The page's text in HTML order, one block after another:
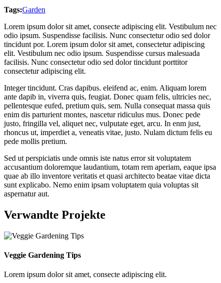
Tags:Garden
Lorem ipsum dolor sit amet, consecte adipiscing elit. Vestibulum nec
odio ipsum. Suspendisse facilisis. Nunc consectetur odio sed dolor
tincidunt por. Lorem ipsum dolor sit amet, consectetur adipiscing
elit. Vestibulum nec odio ipsum. Suspendisse cursus malesuada
facilisis. Nunc consectetur odio sed dolor tincidunt porttitor
consectetur adipiscing elit.
Integer tincidunt. Cras dapibus. eleifend ac, enim. Aliquam lorem
ante dapib in, viverra quis, feugiat. Donec quam felis, ultricies nec,
pellentesque eufed, pretium quis, sem. Nulla consequat massa quis
enim dis parturient montes, nascetur ridiculus mus. Donec pede
justo, fringilla vel, aliquet nec, vulputate eget, arcu. In enm just,
rhoncus ut, imperdiet a, veneatis vitae, justo. Nulam dictum felis eu
pede mollis pretium.
Sed ut perspiciatis unde omnis iste natus error sit voluptatem
accusantium doloremque laudantium, totam rem aperiam, eaque ipsa
quae ab illo inventore veritatis et quasi architecto beatae vitae dicta
sunt explicabo. Nemo enim ipsam voluptatem quia voluptas sit
aspernatur aut.
Verwandte Projekte
Veggie Gardening Tips
Lorem ipsum dolor sit amet, consecte adipiscing elit.